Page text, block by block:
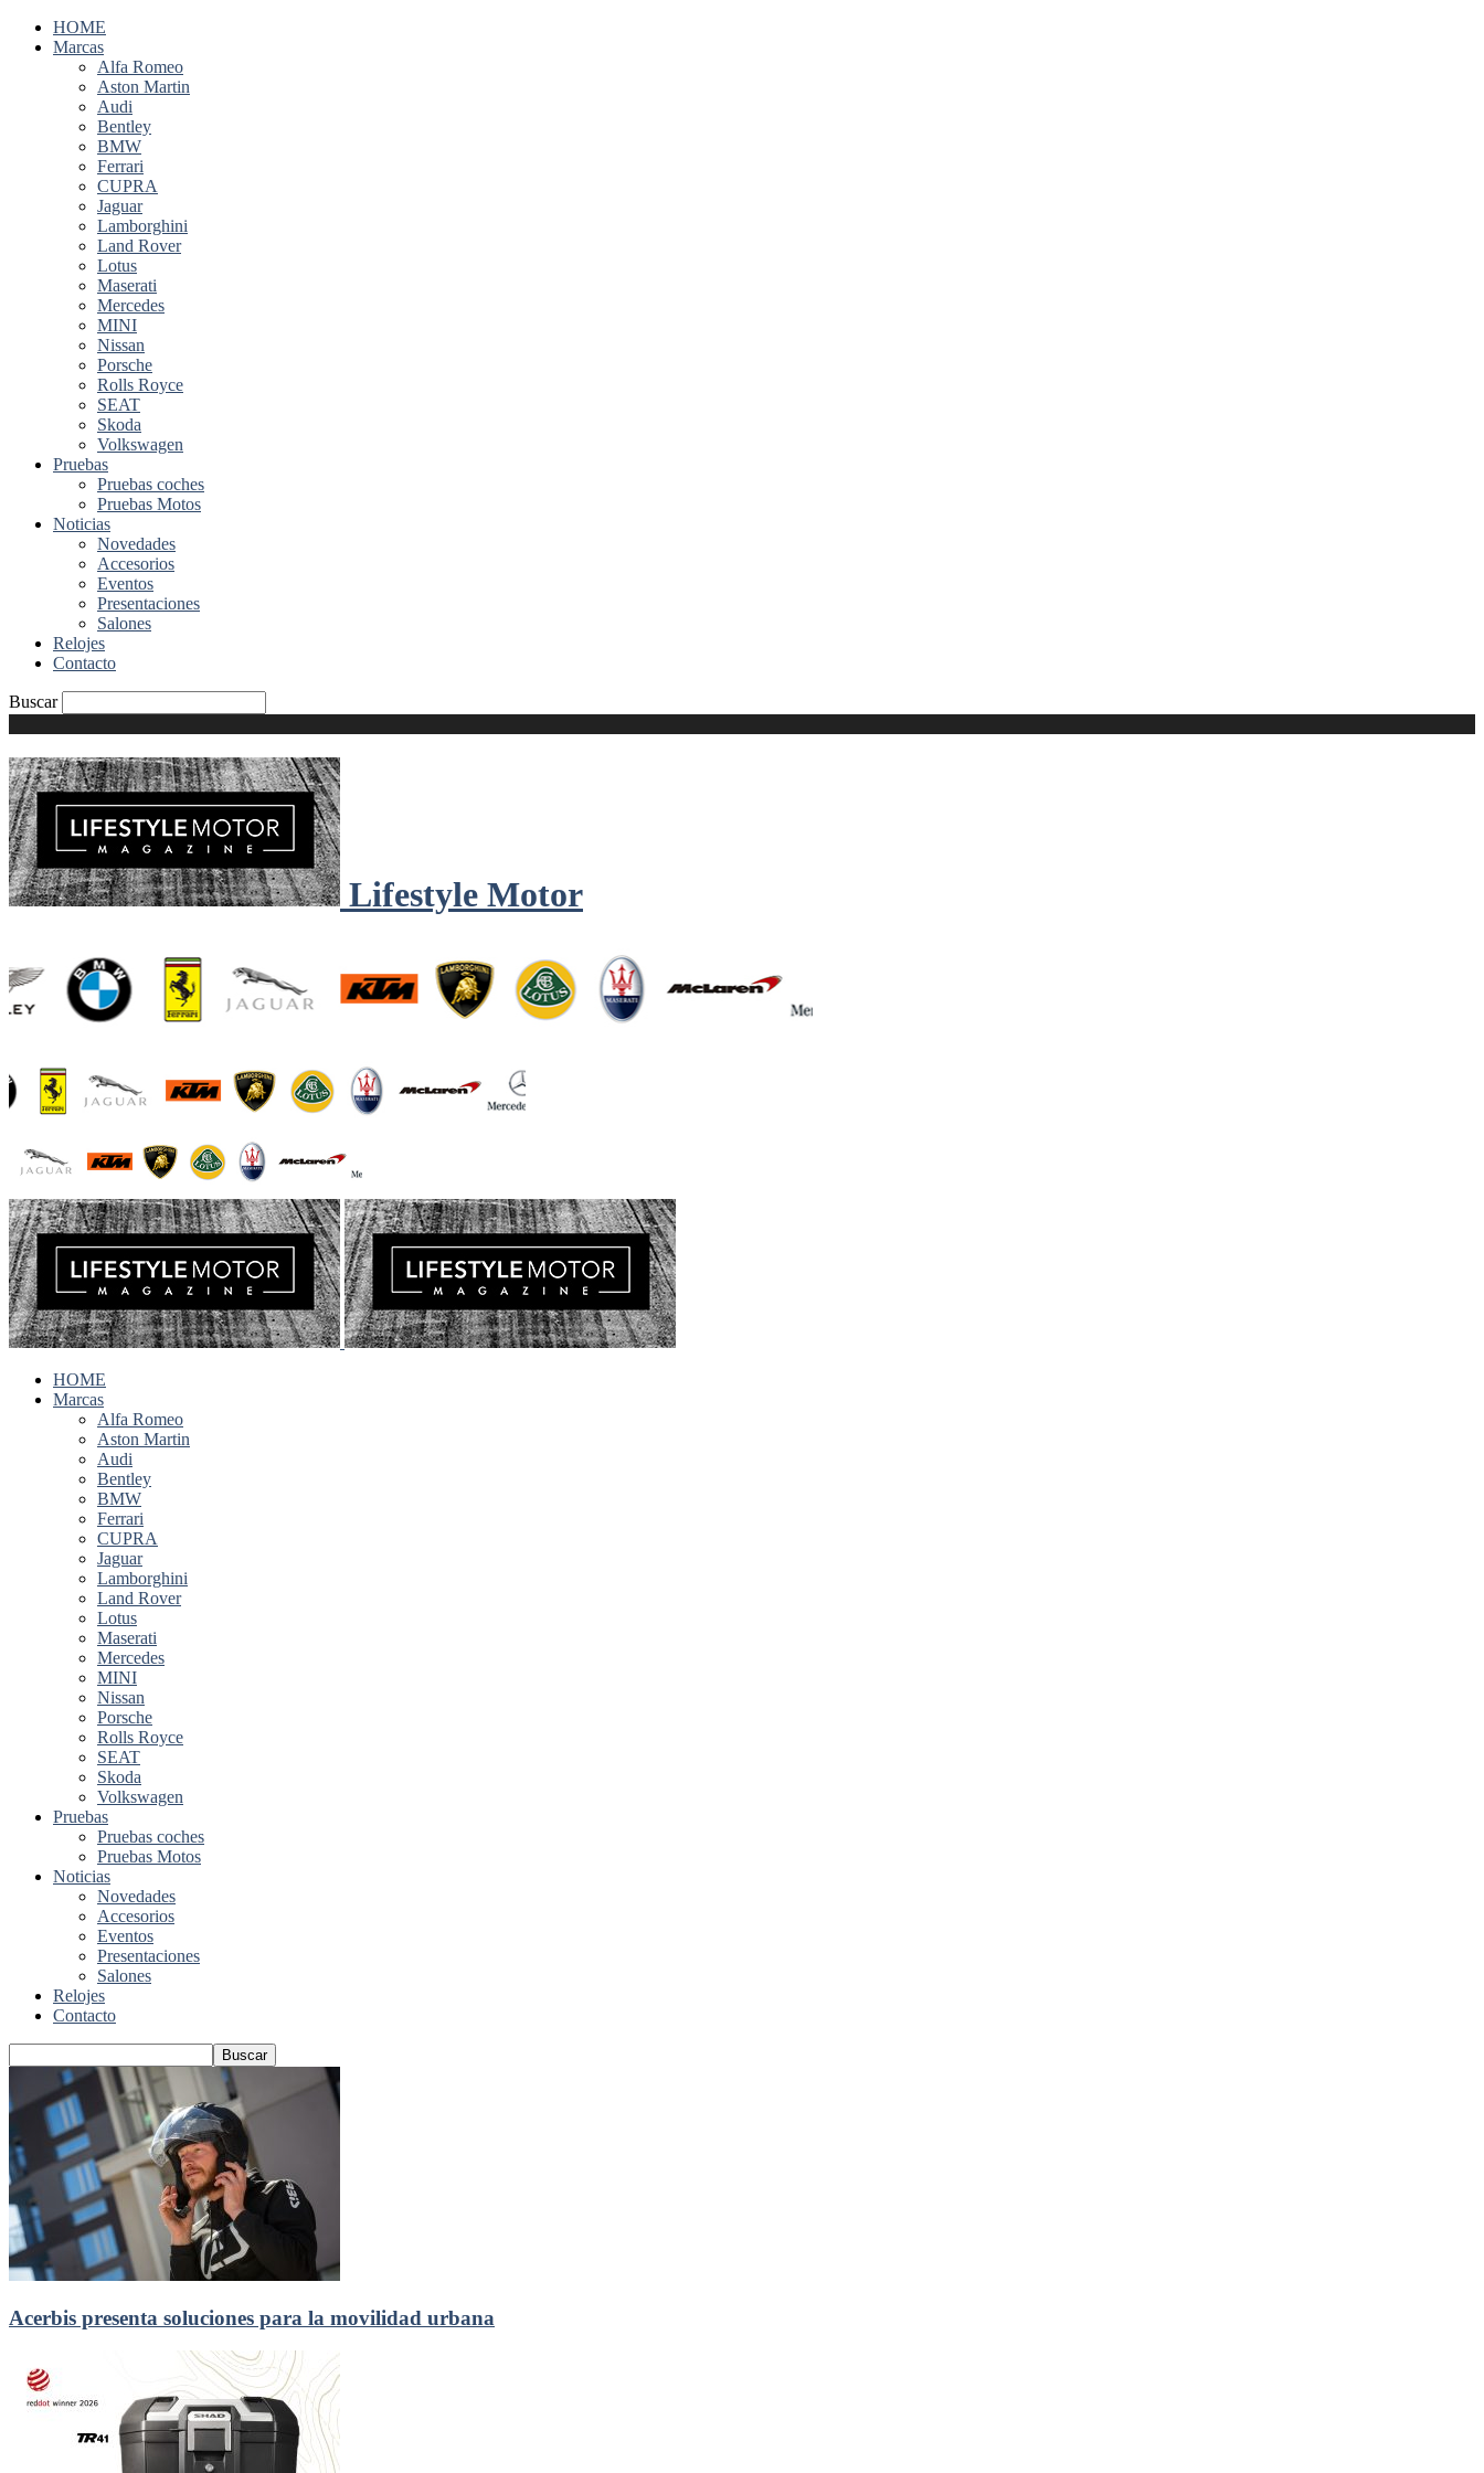
HOME
Marcas
Alfa Romeo
Aston Martin
Audi
Bentley
BMW
Ferrari
CUPRA
Jaguar
Lamborghini
Land Rover
Lotus
Maserati
Mercedes
MINI
Nissan
Porsche
Rolls Royce
SEAT
Skoda
Volkswagen
Pruebas
Pruebas coches
Pruebas Motos
Noticias
Novedades
Accesorios
Eventos
Presentaciones
Salones
Relojes
Contacto
Buscar
Lifestyle Motor
HOME
Marcas
Alfa Romeo
Aston Martin
Audi
Bentley
BMW
Ferrari
CUPRA
Jaguar
Lamborghini
Land Rover
Lotus
Maserati
Mercedes
MINI
Nissan
Porsche
Rolls Royce
SEAT
Skoda
Volkswagen
Pruebas
Pruebas coches
Pruebas Motos
Noticias
Novedades
Accesorios
Eventos
Presentaciones
Salones
Relojes
Contacto
Acerbis presenta soluciones para la movilidad urbana